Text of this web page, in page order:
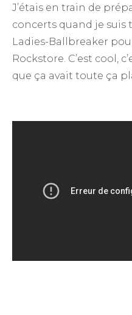
J’étais en train de
concerts quand je suis
Ladies-Ballbreaker
Rockstore. C’est cool,
que ça avait toute ça